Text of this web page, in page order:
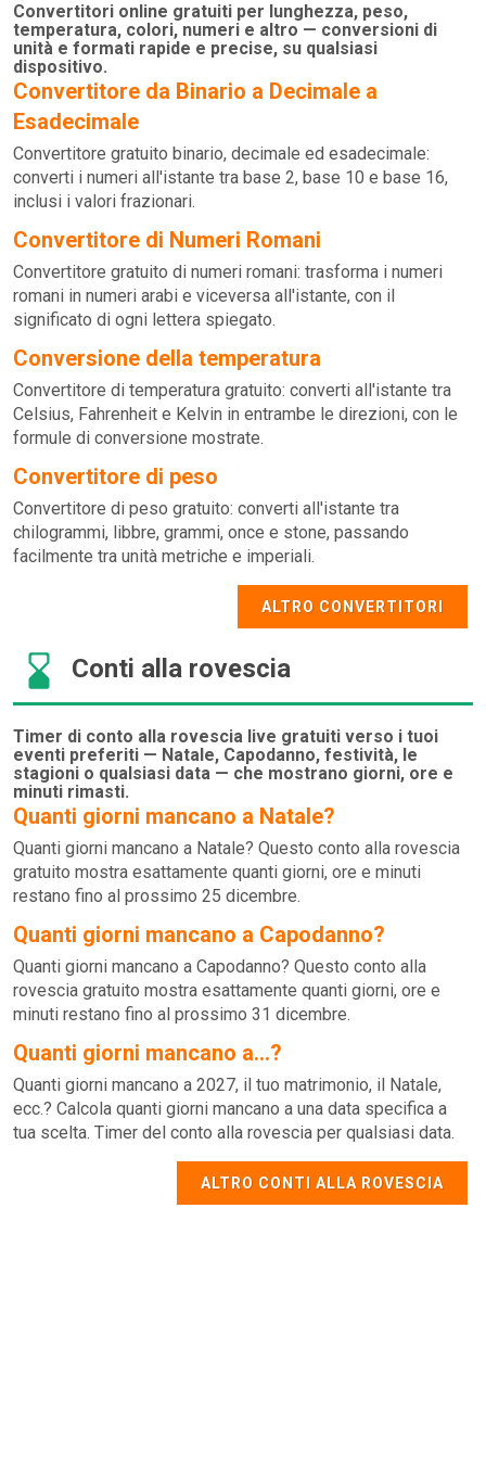
Convertitori online gratuiti per lunghezza, peso,
temperatura, colori, numeri e altro — conversioni di
unità e formati rapide e precise, su qualsiasi
dispositivo.
Convertitore da Binario a Decimale a
Esadecimale
Convertitore gratuito binario, decimale ed esadecimale:
converti i numeri all'istante tra base 2, base 10 e base 16,
inclusi i valori frazionari.
Convertitore di Numeri Romani
Convertitore gratuito di numeri romani: trasforma i numeri
romani in numeri arabi e viceversa all'istante, con il
significato di ogni lettera spiegato.
Conversione della temperatura
Convertitore di temperatura gratuito: converti all'istante tra
Celsius, Fahrenheit e Kelvin in entrambe le direzioni, con le
formule di conversione mostrate.
Convertitore di peso
Convertitore di peso gratuito: converti all'istante tra
chilogrammi, libbre, grammi, once e stone, passando
facilmente tra unità metriche e imperiali.
ALTRO CONVERTITORI
Conti alla rovescia
Timer di conto alla rovescia live gratuiti verso i tuoi
eventi preferiti — Natale, Capodanno, festività, le
stagioni o qualsiasi data — che mostrano giorni, ore e
minuti rimasti.
Quanti giorni mancano a Natale?
Quanti giorni mancano a Natale? Questo conto alla rovescia
gratuito mostra esattamente quanti giorni, ore e minuti
restano fino al prossimo 25 dicembre.
Quanti giorni mancano a Capodanno?
Quanti giorni mancano a Capodanno? Questo conto alla
rovescia gratuito mostra esattamente quanti giorni, ore e
minuti restano fino al prossimo 31 dicembre.
Quanti giorni mancano a...?
Quanti giorni mancano a 2027, il tuo matrimonio, il Natale,
ecc.? Calcola quanti giorni mancano a una data specifica a
tua scelta. Timer del conto alla rovescia per qualsiasi data.
ALTRO CONTI ALLA ROVESCIA